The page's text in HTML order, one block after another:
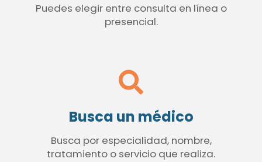
Puedes elegir entre consulta en línea o
presencial.
Busca un médico
Busca por especialidad, nombre,
tratamiento o servicio que realiza.